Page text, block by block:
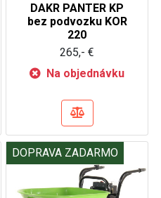
DAKR PANTER KP
bez podvozku KOR
220
265,- €
Na objednávku
DOPRAVA ZADARMO